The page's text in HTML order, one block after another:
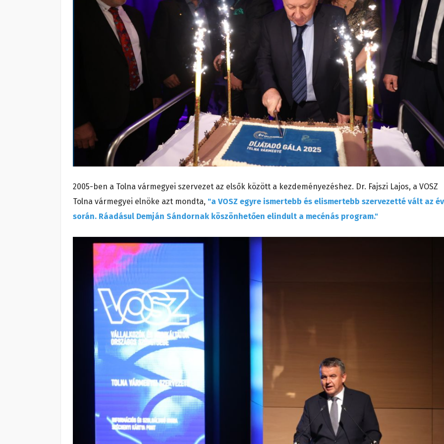
2005-ben a Tolna vármegyei szervezet az elsők között a kezdeményezéshez. Dr. Fajszi Lajos, a VOSZ
Tolna vármegyei elnöke azt mondta, "a VOSZ egyre ismertebb és elismertebb szervezetté vált az
során. Ráadásul Demján Sándornak köszönhetően elindult a mecénás program."